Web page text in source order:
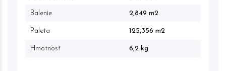
Balenie 2,849 m2
Paleta 125,356 m2
Hmotnosť 6,2 kg